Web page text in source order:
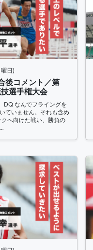
日)
後コメント／第
選手権大会
なんでフライングを
ていません。それも含め
へ向けた戦い、勝負の